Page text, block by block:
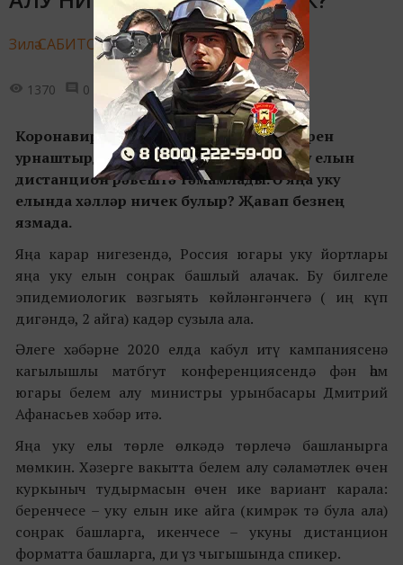
Зилә САБИТОВА, 3 июля 2020 - 14:21
1370 0 0
Коронавирус бөтен җирдә үз тәртипләрен
урнаштырды. Студентлар, укучылар уку елын
дистанцион рәвештә тәмамлады. Ә яңа уку
елында хәлләр ничек булыр? Җавап безнең
язмада.
Яңа карар нигезендә, Россия югары уку йортлары
яңа уку елын соңрак башлый алачак. Бу билгеле
эпидемиологик вәзгыять көйләнгәнчегә ( иң күп
дигәндә, 2 айга) кадәр сузыла ала.
Әлеге хәбәрне 2020 елда кабул итү кампаниясенә
кагылышлы матбгут конференциясендә фән һәм
югары белем алу министры урынбасары Дмитрий
Афанасьев хәбәр итә.
Яңа уку елы төрле өлкәдә төрлечә башланырга
мөмкин. Хәзерге вакытта белем алу сәламәтлек өчен
куркыныч тудырмасын өчен ике вариант карала:
беренчесе – уку елын ике айга (кимрәк тә була ала)
соңрак башларга, икенчесе – укуны дистанцион
форматта башларга, ди үз чыгышында спикер.